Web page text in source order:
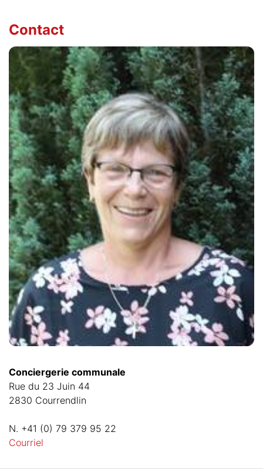
Contact
Conciergerie communale
Rue du 23 Juin 44
2830 Courrendlin
N. +41 (0) 79 379 95 22
Courriel